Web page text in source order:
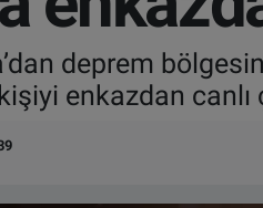
deprem
enkazdan canlı